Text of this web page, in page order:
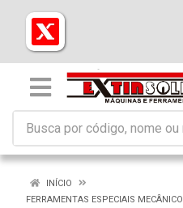
INÍCIO
FERRAMENTAS ESPECIAIS MECÂNICO